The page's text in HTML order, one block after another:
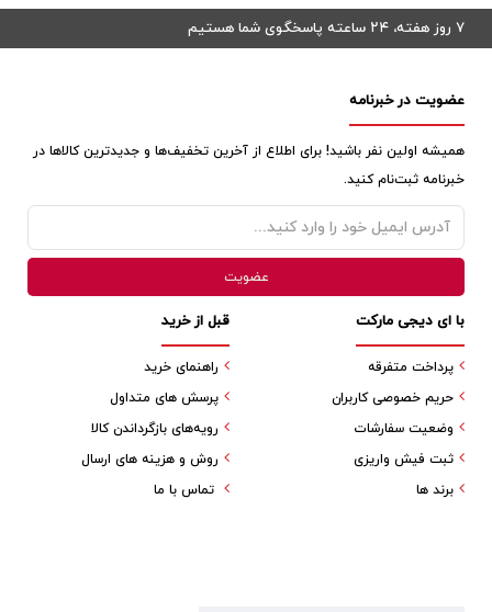
۷ روز هفته، ۲۴ ساعته پاسخگوی شما هستیم
عضویت در خبرنامه
همیشه اولین نفر باشید! برای اطلاع از آخرین تخفیف‌ها و جدیدترین کالاها در
خبرنامه ثبت‌نام کنید.
قبل از خرید
راهنمای خرید
پرسش های متداول
رویه‌های بازگرداندن کالا
روش و هزینه های ارسال
تماس با ما
با ای دیجی مارکت
پرداخت متفرقه
حریم خصوصی کاربران
وضعیت سفارشات
ثبت فیش واریزی
برند ها